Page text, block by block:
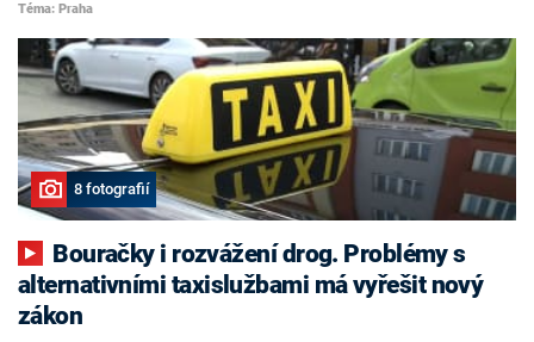
Téma: Praha
8 fotografií
alternativními taxislužbami má vyřešit nový
zákon